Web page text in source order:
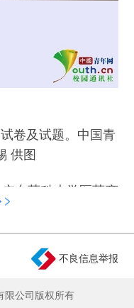
卷及试题。中国青
供图
东药科大学医药商
科目期末考试时，
为：教授此门课程
使本卷得0分）。
不良信息举报
限公司版权所有